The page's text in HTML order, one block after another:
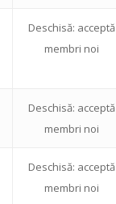
Deschisă: acceptă
membri noi
Deschisă: acceptă
membri noi
Deschisă: acceptă
membri noi